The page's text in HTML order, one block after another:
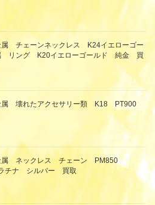
チェーンネックレス K24イエローゴー
リング K20イエローゴールド 純金 買
属 壊れたアクセサリー類 K18 PT900
属 ネックレス チェーン PM850
チナ シルバー 買取